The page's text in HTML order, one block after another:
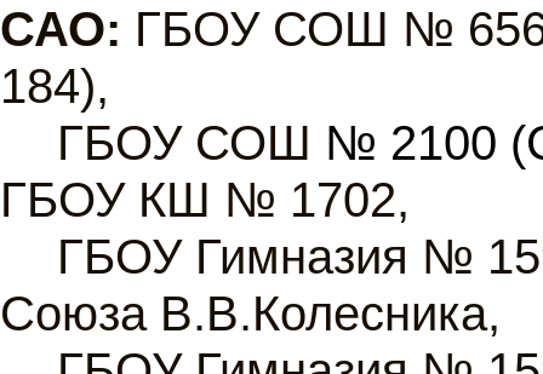
САО: ГБОУ СОШ №
184),
ГБОУ СОШ № 2100
ГБОУ КШ № 1702,
ГБОУ Гимназия №
Союза В.В.Колесника,